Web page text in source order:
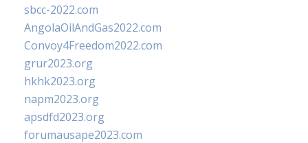
sbcc-2022.com
AngolaOilAndGas2022.com
Convoy4Freedom2022.com
grur2023.org
hkhk2023.org
napm2023.org
apsdfd2023.org
forumausape2023.com